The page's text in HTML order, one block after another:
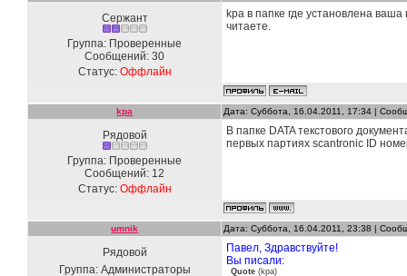
Сержант
Группа: Проверенные
Сообщений:30
Статус: Оффлайн
kpa в папке где установлена
читаете.
kpa Дата: Суббота, 16.04.2011, 17:34 |
Рядовой
Группа: Проверенные
Сообщений: 12
Статус: Оффлайн
В папке DATA текстового
первых партиях scantronic ID
umnik Дата: Суббота, 16.04.2011, 23:38 |
Рядовой
Группа: Администраторы
Павел, Здравствуйте!
Вы писали:
Quote (kpa)